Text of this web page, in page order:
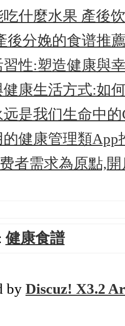
什麼水果 產後
後分娩的食谱推
習性:塑造健康與
康生活方式:如
是我们生命中
健康管理類App
者需求為原點,
健康食譜
by Discuz! X3.2